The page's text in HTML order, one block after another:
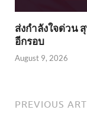
ส่งกำลังใจด่วน
อีกรอบ
August 9, 2026
PREVIOUS